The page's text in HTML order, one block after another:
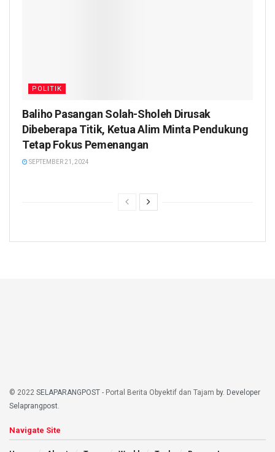
POLITIK
Baliho Pasangan Solah-Sholeh Dirusak
Dibeberapa Titik, Ketua Alim Minta Pendukung
Tetap Fokus Pemenangan
SEPTEMBER 21, 2024
© 2022 SELAPARANGPOST - Portal Berita Obyektif dan Tajam by. Developer
Selaprangpost
Navigate Site